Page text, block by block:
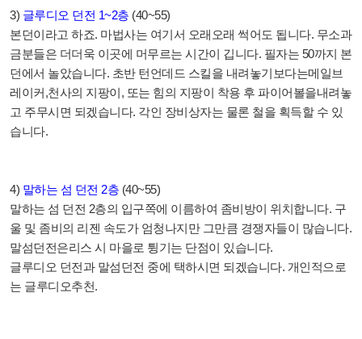
3) 글루디오 던전 1~2층 (40~55)
본던이라고 하죠. 마법사는 여기서 오래오래 썩어도 됩니다. 무소과
금분들은 더더욱 이곳에 머무르는 시간이 깁니다. 필자는 50까지 본
던에서 놀았습니다. 초반 턴언데드 스킬을 내려놓기보다는메일브
레이커,천사의 지팡이, 또는 힘의 지팡이 착용 후 파이어볼을내려놓
고 주무시면 되겠습니다. 각인 장비상자는 물론 철을 획득할 수 있
습니다.
4) 말하는 섬 던전 2층 (40~55)
말하는 섬 던전 2층의 입구쪽에 이름하여 좀비방이 위치합니다. 구
울 및 좀비의 리젠 속도가 엄청나지만 그만큼 경쟁자들이 많습니다.
말섬던전은리스 시 마을로 튕기는 단점이 있습니다.
글루디오 던전과 말섬던전 중에 택하시면 되겠습니다. 개인적으로
는 글루디오추천.